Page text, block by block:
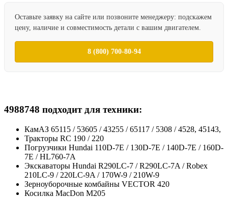
Оставьте заявку на сайте или позвоните менеджеру: подскажем
цену, наличие и совместимость детали с вашим двигателем.
8 (800) 700-80-94
4988748 подходит для техники:
КамАЗ 65115 / 53605 / 43255 / 65117 / 5308 / 4528, 45143,
Тракторы RC 190 / 220
Погрузчики Hundai 110D-7E / 130D-7E / 140D-7E / 160D-
7E / HL760-7A
Экскаваторы Hundai R290LC-7 / R290LC-7A / Robex
210LC-9 / 220LC-9A / 170W-9 / 210W-9
Зерноуборочные комбайны VECTOR 420
Косилка MacDon M205